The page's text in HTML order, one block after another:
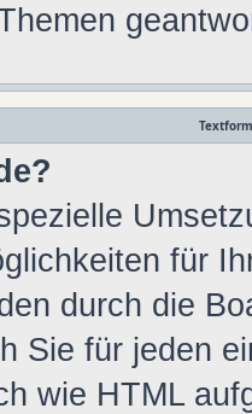
für
durch die
Sie für jeden
wie HTML